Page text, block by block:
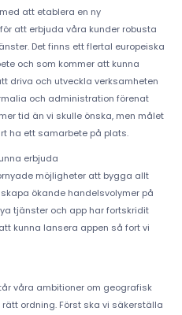
att etablera en ny
att erbjuda våra kunder robusta
Det finns ett flertal europeiska
och som kommer att kunna
driva och utveckla verksamheten
och administration förenat
tid än vi skulle önska, men målet
ha ett samarbete på plats.
erbjuda
möjligheter att bygga allt
ökande handelsvolymer på
tjänster och app har fortskridit
kunna lansera appen så fort vi
våra ambitioner om geografisk
ordning. Först ska vi säkerställa